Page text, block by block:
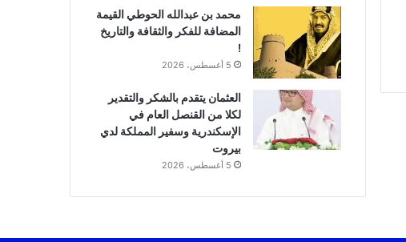
محمد بن عبدالله الحوطي القيمة
المضافة للفكر والثقافة والتاريخ
!
5 أغسطس، 2026
العثمان يتقدم بالشكر والتقدير
لكلا من القنصل العام في
الإسكندرية وسفير المملكة لدي
بيروت
5 أغسطس، 2026